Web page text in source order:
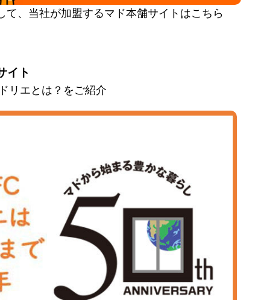
て、当社が加盟するマド本舗サイトはこちら
イト
リエとは？をご紹介